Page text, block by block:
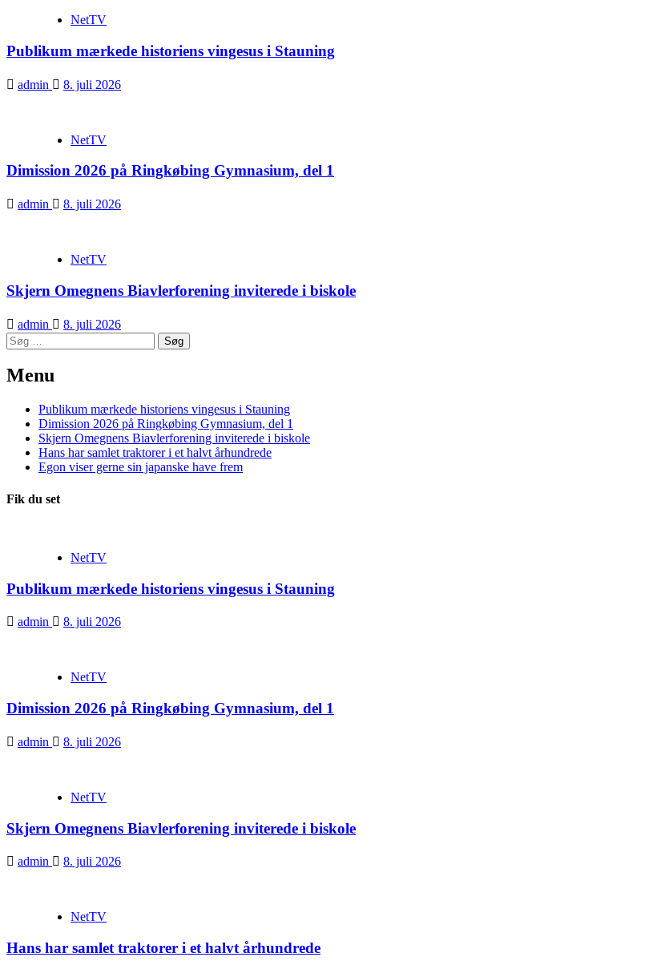
NetTV
Publikum mærkede historiens vingesus i Stauning
admin 8. juli 2026
NetTV
Dimission 2026 på Ringkøbing Gymnasium, del 1
admin 8. juli 2026
NetTV
Skjern Omegnens Biavlerforening inviterede i biskole
admin
8. juli 2026
Søg
efter:
Menu
Publikum mærkede historiens vingesus i Stauning
Dimission 2026 på Ringkøbing Gymnasium, del 1
Skjern Omegnens Biavlerforening inviterede i biskole
Hans har samlet traktorer i et halvt århundrede
Egon viser gerne sin japanske have frem
Fik du set
NetTV
Publikum mærkede historiens vingesus i Stauning
admin 8. juli 2026
NetTV
Dimission 2026 på Ringkøbing Gymnasium, del 1
admin 8. juli 2026
NetTV
Skjern Omegnens Biavlerforening inviterede i biskole
admin 8. juli 2026
NetTV
Hans har samlet traktorer i et halvt århundrede